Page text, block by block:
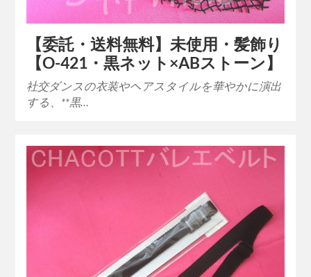
【委託・送料無料】未使用・髪飾り
【O-421・黒ネット×ABストーン】
社交ダンスの衣装やヘアスタイルを華やかに演出
する、**黒…